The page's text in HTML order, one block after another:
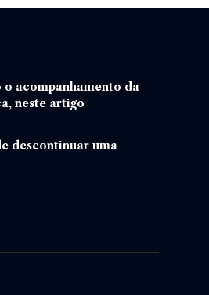
acompanhamento da
neste artigo
descontinuar uma